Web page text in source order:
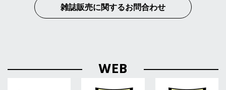
雑誌販売に関するお問合わせ
WEB